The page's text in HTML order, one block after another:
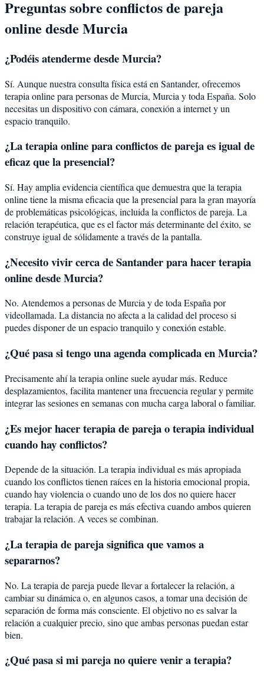
Preguntas sobre conflictos de pareja
online desde Murcia
¿Podéis atenderme desdeMurcia?
Sí. Aunque nuestra consulta física está en Santander, ofrecemos
terapia online para personas deMurcia, Murcia y toda España. Solo
necesitas un dispositivo con cámara, conexión a internet y un
espacio tranquilo.
¿La terapia online paraconflictos de parejaes igual de
eficaz que la presencial?
Sí. Hay amplia evidencia científica que demuestra que la terapia
online tiene la misma eficacia que la presencial para la gran mayoría
de problemáticas psicológicas, incluida la conflictos de pareja. La
relación terapéutica, que es el factor más determinante del éxito, se
construye igual de sólidamente a través de la pantalla.
¿Necesito vivir cerca de Santander para hacer terapia
online desde Murcia?
No. Atendemos a personas de Murcia y de toda España por
videollamada. La distancia no afecta a la calidad del proceso si
puedes disponer de un espacio tranquilo y conexión estable.
¿Qué pasa si tengo una agenda complicada en Murcia?
Precisamente ahí la terapia online suele ayudar más. Reduce
desplazamientos, facilita mantener una frecuencia regular y permite
integrar las sesiones en semanas con mucha carga laboral o familiar.
¿Es mejor hacer terapia de pareja o terapia individual
cuando hay conflictos?
Depende de la situación. La terapia individual es más apropiada
cuando los conflictos tienen raíces en la historia emocional propia,
cuando hay violencia o cuando uno de los dos no quiere hacer
terapia. La terapia de pareja es más efectiva cuando ambos quieren
trabajar la relación. A veces se combinan.
¿La terapia de pareja significa que vamos a
separarnos?
No. La terapia de pareja puede llevar a fortalecer la relación, a
cambiar su dinámica o, en algunos casos, a tomar una decisión de
separación de forma más consciente. El objetivo no es salvar la
relación a cualquier precio, sino que ambas personas puedan estar
bien.
¿Qué pasa si mi pareja no quiere venir a terapia?